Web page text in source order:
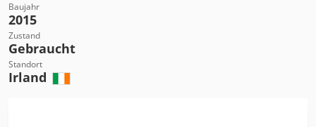
Baujahr
2015
Zustand
Gebraucht
Standort
Irland